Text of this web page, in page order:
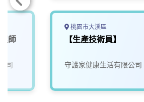
師
司
桃園市大溪區
【生產技術員】
守護家健康生活有限公司